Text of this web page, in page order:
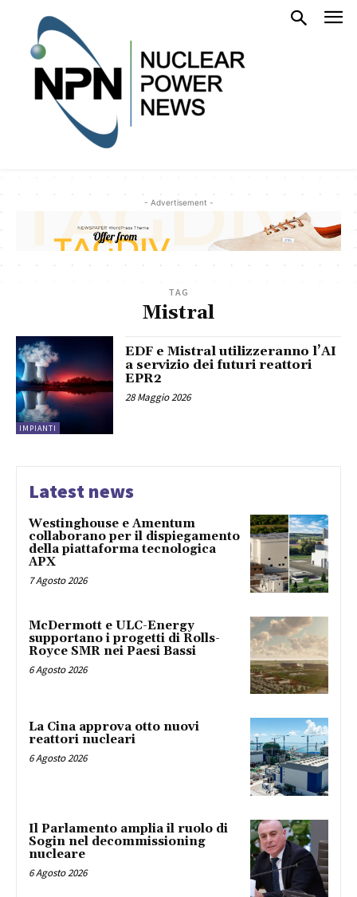
- Advertisement -
TAG
Mistral
IMPIANTI
EDF e Mistral utilizzeranno l’AI
a servizio dei futuri reattori
EPR2
28 Maggio 2026
Latest news
Westinghouse e Amentum
collaborano per il dispiegamento
della piattaforma tecnologica
APX
7 Agosto 2026
McDermott e ULC-Energy
supportano i progetti di Rolls-
Royce SMR nei Paesi Bassi
6 Agosto 2026
La Cina approva otto nuovi
reattori nucleari
6 Agosto 2026
Il Parlamento amplia il ruolo di
Sogin nel decommissioning
nucleare
6 Agosto 2026